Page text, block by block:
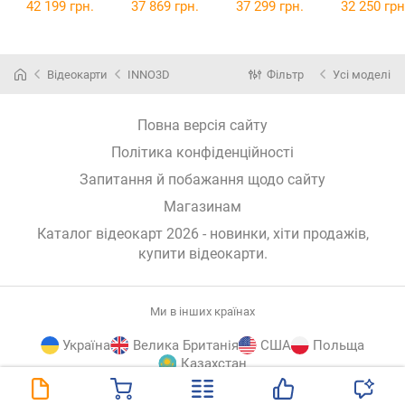
OC 16GB
2X OC
42 199 грн.
37 869 грн.
37 299 грн.
32 250
Відеокарти INNO3D Фільтр Усі моделі
Повна версія сайту
Політика конфіденційності
Запитання й побажання щодо сайту
Магазинам
Каталог відеокарт 2026 - новинки, хіти продажів,
купити відеокарти.
Ми в інших країнах
Україна Велика Британія США
Польща
Казахстан